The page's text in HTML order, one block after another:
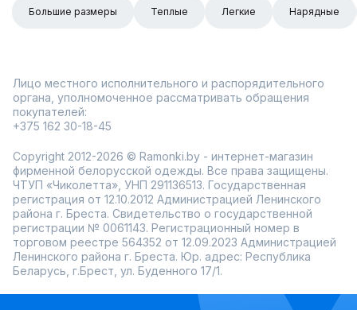
Большие размеры Теплые Легкие Нарядные
Лицо местного исполнительного и распорядительного
органа, уполномоченное рассматривать обращения
покупателей:
+375 162 30-18-45
Copyright 2012-2026 © Ramonki.by - интернет-магазин
фирменной белорусской одежды. Все права защищены.
ЧТУП «Чиколетта», УНП 291136513. Государственная
регистрация от 12.10.2012 Администрацией Ленинского
района г. Бреста. Свидетельство о государственной
регистрации № 0061143. Регистрационный номер в
торговом реестре 564352 от 12.09.2023 Администрацией
Ленинского района г. Бреста. Юр. адрес: Республика
Беларусь, г.Брест, ул. Буденного 17/1.